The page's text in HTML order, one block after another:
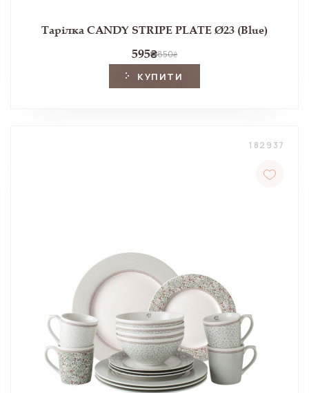
Тарілка CANDY STRIPE PLATE Ø23 (Blue)
595₴850₴
КУПИТИ
182937